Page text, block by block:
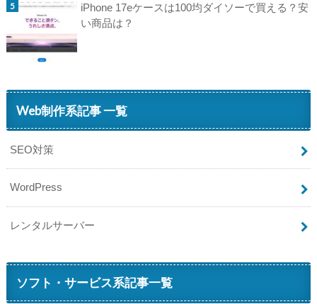
iPhone 17eケースは100均ダイソーで買える？安
い商品は？
Web制作系記事 一覧
SEO対策
WordPress
レンタルサーバー
ソフト・サービス系記事一覧